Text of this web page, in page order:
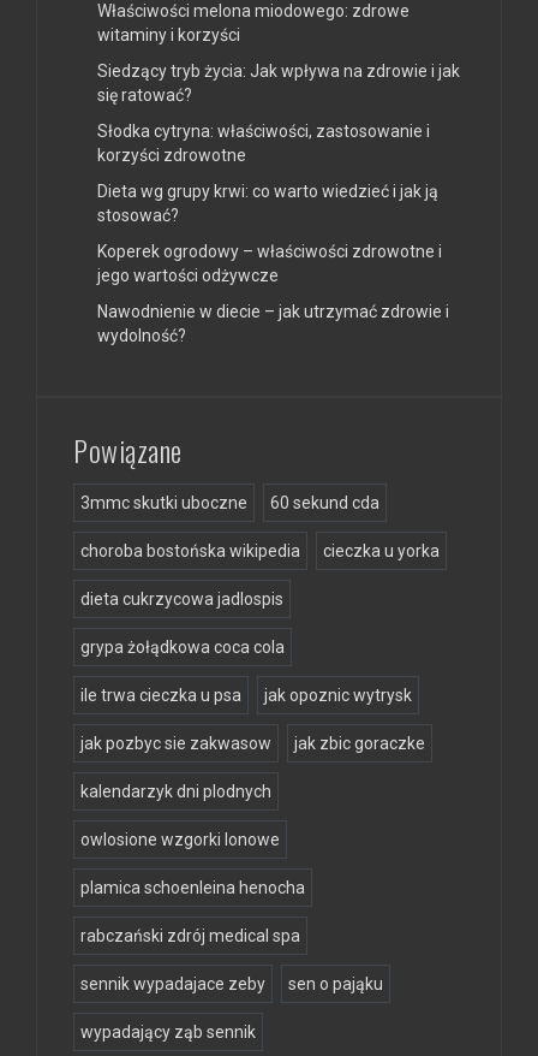
Właściwości melona miodowego: zdrowe
witaminy i korzyści
Siedzący tryb życia: Jak wpływa na zdrowie i jak
się ratować?
Słodka cytryna: właściwości, zastosowanie i
korzyści zdrowotne
Dieta wg grupy krwi: co warto wiedzieć i jak ją
stosować?
Koperek ogrodowy – właściwości zdrowotne i
jego wartości odżywcze
Nawodnienie w diecie – jak utrzymać zdrowie i
wydolność?
Powiązane
3mmc skutki uboczne 60 sekund cda
choroba bostońska wikipedia cieczka u yorka
dieta cukrzycowa jadlospis
grypa żołądkowa coca cola
ile trwa cieczka u psa jak opoznic wytrysk
jak pozbyc sie zakwasow jak zbic goraczke
kalendarzyk dni plodnych
owlosione wzgorki lonowe
plamica schoenleina henocha
rabczański zdrój medical spa
sennik wypadajace zeby sen o pająku
wypadający ząb sennik